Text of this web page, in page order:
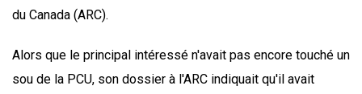
du Canada (ARC).
Alors que le principal intéressé n'avait pas encore touché un
sou de la PCU, son dossier à l'ARC indiquait qu'il avait